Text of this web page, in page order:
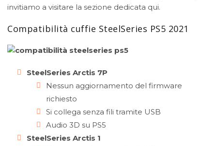
invitiamo a visitare la sezione dedicata qui.
Compatibilità cuffie SteelSeries PS5 2021
SteelSeries Arctis 7P
Nessun aggiornamento del firmware
richiesto
Si collega senza fili tramite USB
Audio 3D su PS5
SteelSeries Arctis 1